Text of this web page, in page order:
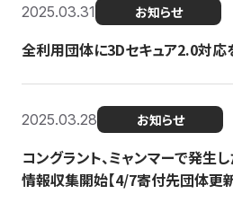
2025.03.31 お知らせ
全利用団体に3Dセキュア2.0対応
2025.03.28 お知らせ
コングラント、ミャンマーで発生
情報収集開始【4/7寄付先団体更